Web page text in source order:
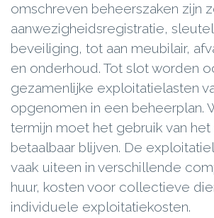
omschreven beheerszaken zijn
aanwezigheidsregistratie,
beveiliging, tot aan meubilair,
en onderhoud. Tot slot worden
gezamenlijke exploitatielasten
opgenomen in een beheerplan.
termijn moet het gebruik van
betaalbaar blijven. De
vaak uiteen in verschillende
huur, kosten voor collectieve
individuele exploitatiekosten.